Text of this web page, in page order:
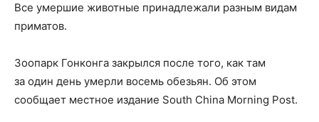
Все умершие животные принадлежали разным видам
приматов.
Зоопарк Гонконга закрылся после того, как там
за один день умерли восемь обезьян. Об этом
сообщает местное издание South China Morning Post.